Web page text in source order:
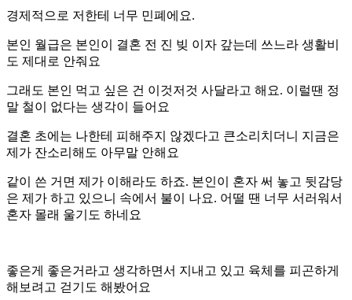
경제적으로 저한테 너무 민폐에요.
본인 월급은 본인이 결혼 전 진 빚 이자 갚는데 쓰느라 생활비
도 제대로 안줘요
그래도 본인 먹고 싶은 건 이것저것 사달라고 해요. 이럴땐 정
말 철이 없다는 생각이 들어요
결혼 초에는 나한테 피해주지 않겠다고 큰소리치더니 지금은
제가 잔소리해도 아무말 안해요
같이 쓴 거면 제가 이해라도 하죠. 본인이 혼자 써 놓고 뒷감당
은 제가 하고 있으니 속에서 불이 나요. 어떨 땐 너무 서러워서
혼자 몰래 울기도 하네요
좋은게 좋은거라고 생각하면서 지내고 있고 육체를 피곤하게
해보려고 걷기도 해봤어요